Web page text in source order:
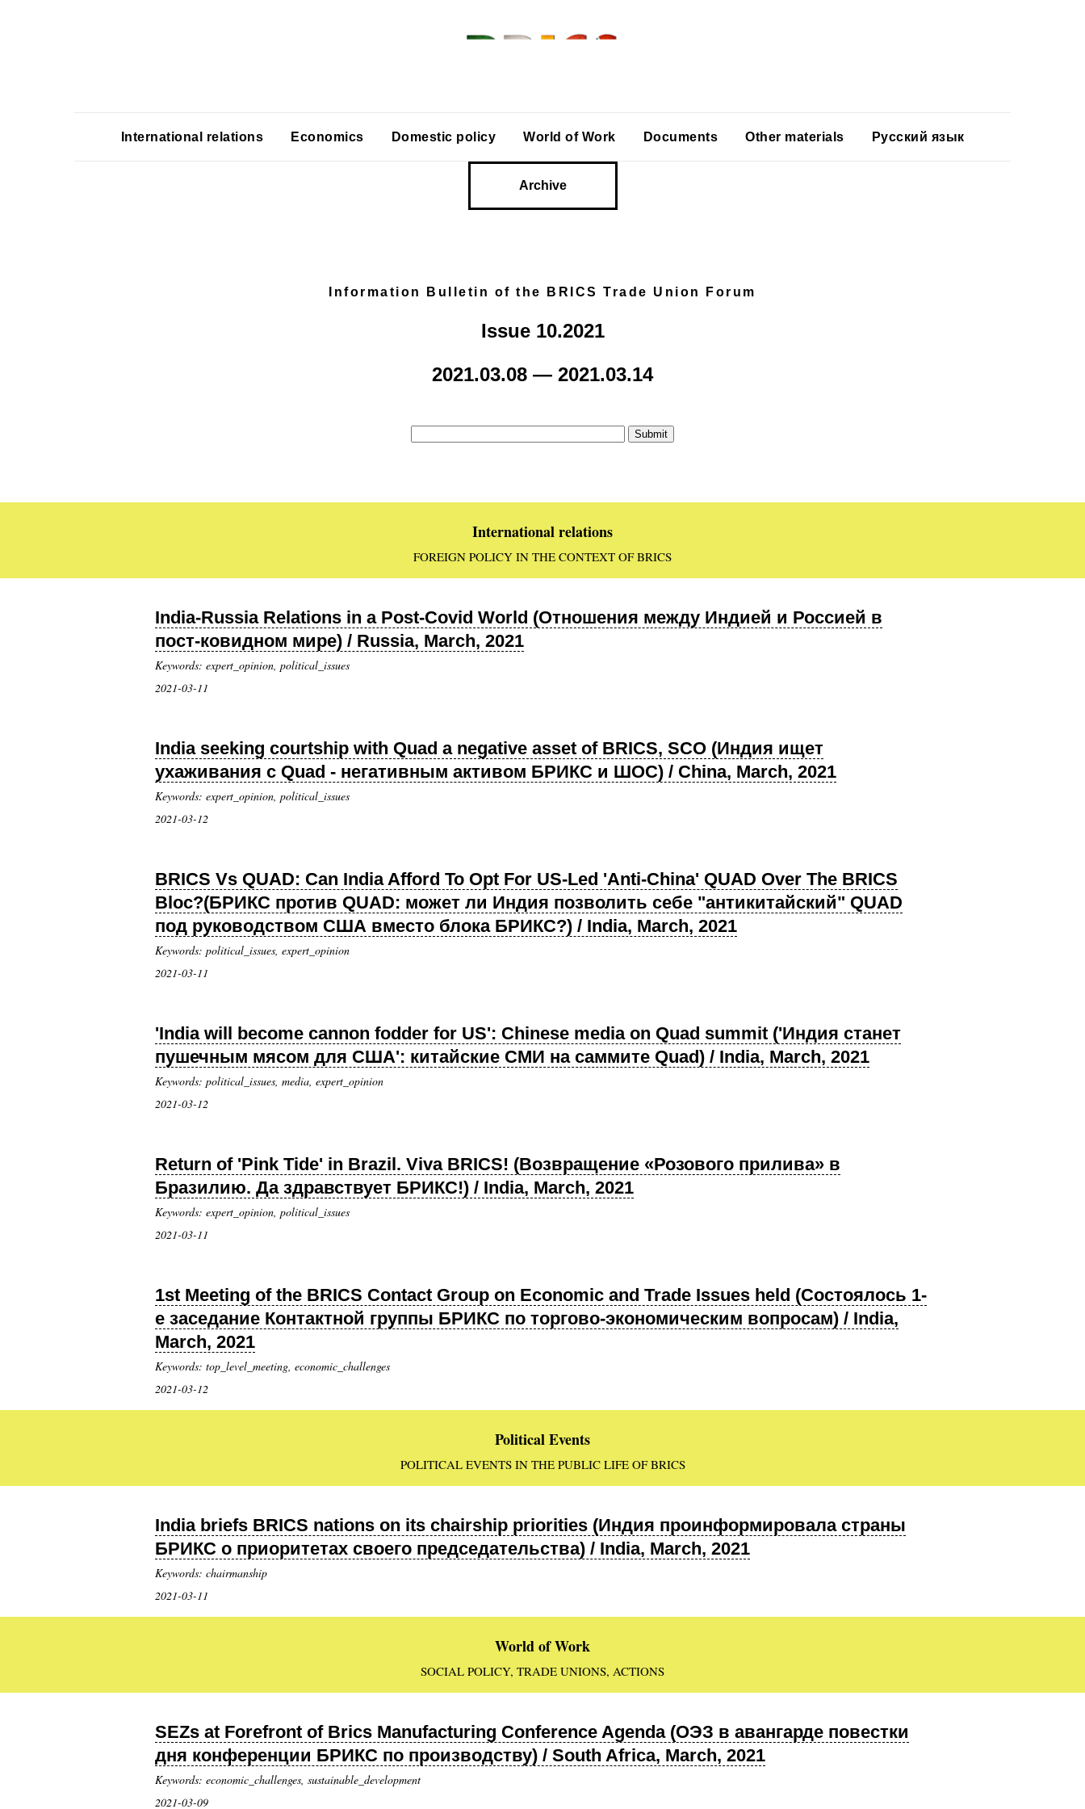
International relations Economics Domestic policy World of Work Documents Other materials Русский язык
Archive
Information Bulletin of the BRICS Trade Union Forum
Issue 10.2021
2021.03.08 — 2021.03.14
International relations
FOREIGN POLICY IN THE CONTEXT OF BRICS
India-Russia Relations in a Post-Covid World (Отношения между Индией и Россией в
пост-ковидном мире) / Russia, March, 2021
Keywords: expert_opinion, political_issues
2021-03-11
India seeking courtship with Quad a negative asset of BRICS, SCO (Индия ищет
ухаживания с Quad - негативным активом БРИКС и ШОС) / China, March, 2021
Keywords: expert_opinion, political_issues
2021-03-12
BRICS Vs QUAD: Can India Afford To Opt For US-Led 'Anti-China' QUAD Over The BRICS
Bloc?(БРИКС против QUAD: может ли Индия позволить себе "антикитайский" QUAD
под руководством США вместо блока БРИКС?) / India, March, 2021
Keywords: political_issues, expert_opinion
2021-03-11
'India will become cannon fodder for US': Chinese media on Quad summit ('Индия станет
пушечным мясом для США': китайские СМИ на саммите Quad) / India, March, 2021
Keywords: political_issues, media, expert_opinion
2021-03-12
Return of 'Pink Tide' in Brazil. Viva BRICS! (Возвращение «Розового прилива» в
Бразилию. Да здравствует БРИКС!) / India, March, 2021
Keywords: expert_opinion, political_issues
2021-03-11
1st Meeting of the BRICS Contact Group on Economic and Trade Issues held (Состоялось 1-
е заседание Контактной группы БРИКС по торгово-экономическим вопросам) / India,
March, 2021
Keywords: top_level_meeting, economic_challenges
2021-03-12
Political Events
POLITICAL EVENTS IN THE PUBLIC LIFE OF BRICS
India briefs BRICS nations on its chairship priorities (Индия проинформировала страны
БРИКС о приоритетах своего председательства) / India, March, 2021
Keywords: chairmanship
2021-03-11
World of Work
SOCIAL POLICY, TRADE UNIONS, ACTIONS
SEZs at Forefront of Brics Manufacturing Conference Agenda (ОЭЗ в авангарде повестки
дня конференции БРИКС по производству) / South Africa, March, 2021
Keywords: economic_challenges, sustainable_development
2021-03-09